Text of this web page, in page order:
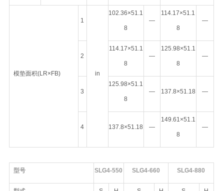
模垫面积(LR×FB)
1
in
102.36×51.1
8
—
114.17×51.1
8
—
2
114.17×51.1
8
—
125.98×51.1
8
—
3
125.98×51.1
8
— 137.8×51.18 —
4 137.8×51.18 —
149.61×51.1
8
—
型号 SLG4-550 SLG4-660 SLG4-880